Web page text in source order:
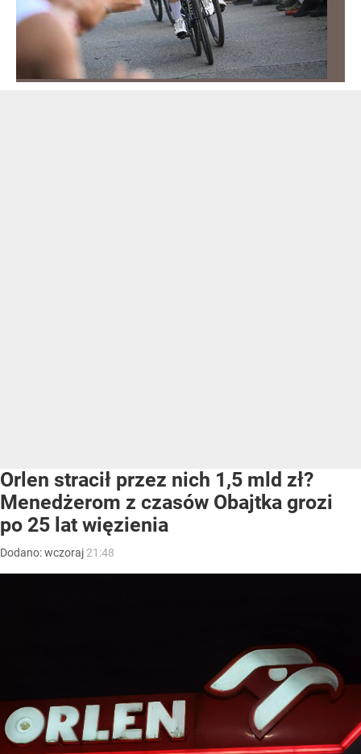
Orlen stracił przez nich 1,5 mld zł?
Menedżerom z czasów Obajtka grozi
po 25 lat więzienia
Dodano:wczoraj 21:48